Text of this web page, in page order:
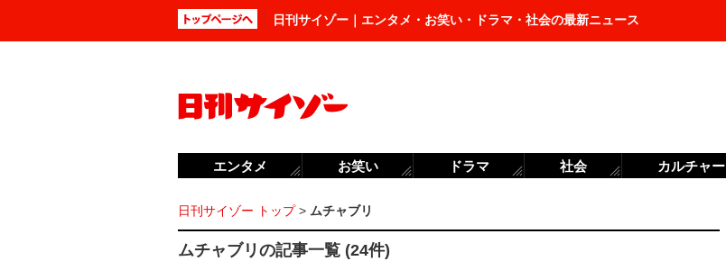
日刊サイゾー｜エンタメ・お笑い・ドラマ・社会の最新ニュース
日刊サイゾー トップ> ムチャブリ
ムチャブリの記事一覧 (24件)
エンタメ お笑い ドラマ 社会 カルチャー